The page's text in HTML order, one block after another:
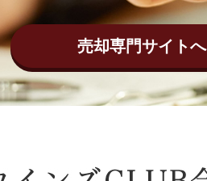
売却専門サイトへ